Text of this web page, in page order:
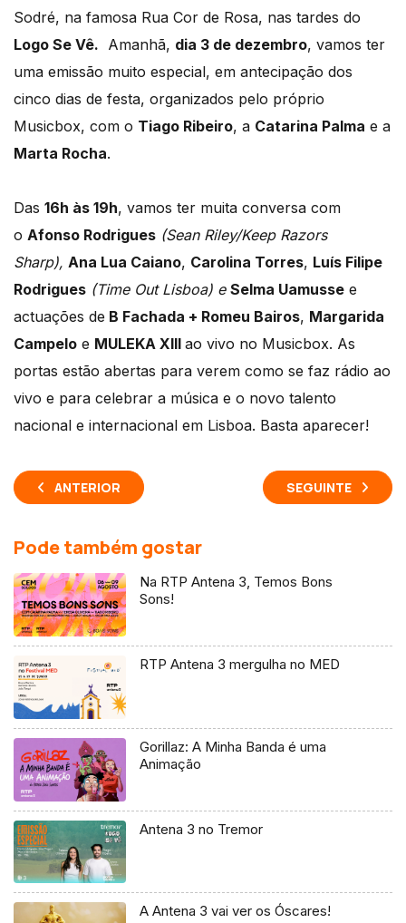
Sodré, na famosa Rua Cor de Rosa, nas tardes do
Logo Se Vê. Amanhã, dia 3 de dezembro, vamos ter
uma emissão muito especial, em antecipação dos
cinco dias de festa, organizados pelo próprio
Musicbox, com o Tiago Ribeiro, a Catarina Palma e a
Marta Rocha.
Das 16h às 19h, vamos ter muita conversa com
o Afonso Rodrigues (Sean Riley/Keep Razors
Sharp), Ana Lua Caiano, Carolina Torres, Luís Filipe
Rodrigues (Time Out Lisboa) e Selma Uamusse e
actuações de B Fachada + Romeu Bairos, Margarida
Campelo e MULEKA XIII ao vivo no Musicbox. As
portas estão abertas para verem como se faz rádio ao
vivo e para celebrar a música e o novo talento
nacional e internacional em Lisboa. Basta aparecer!
ANTERIOR SEGUINTE
Pode também gostar
Na RTP Antena 3, Temos Bons
Sons!
RTP Antena 3 mergulha no MED
Gorillaz: A Minha Banda é uma
Animação
Antena 3 no Tremor
A Antena 3 vai ver os Óscares!